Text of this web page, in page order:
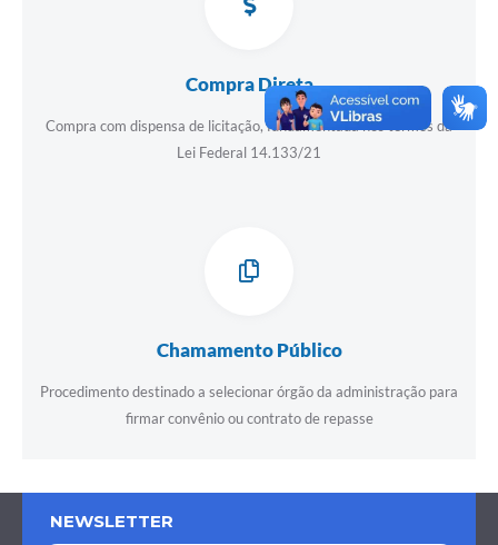
Compra Direta
Compra com dispensa de licitação, fundamentada nos termos da
Lei Federal 14.133/21
Chamamento Público
Procedimento destinado a selecionar órgão da administração para
firmar convênio ou contrato de repasse
NEWSLETTER